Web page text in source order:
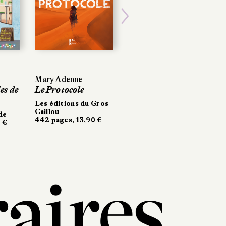
de
€
Mary Adenne
Le Protocole
Les éditions du Gros
Caillou
442 pages, 13,90 €